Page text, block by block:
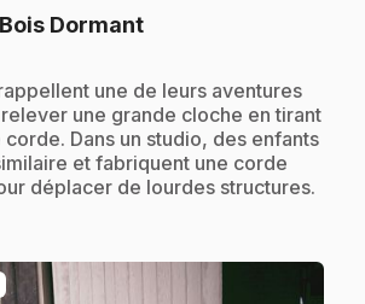
Dormant.
une de leurs aventures
une grande cloche en tirant
corde. Dans un studio, des enfants
et fabriquent une corde
déplacer de lourdes structures.